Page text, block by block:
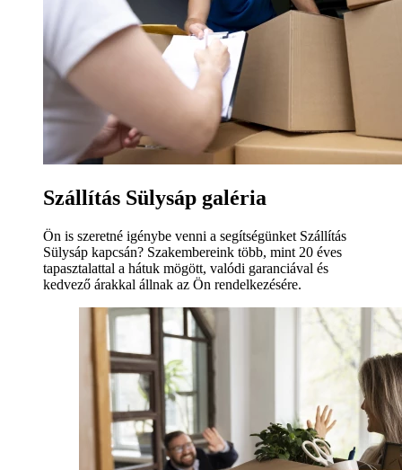
Szállítás Sülysáp galéria
Ön is szeretné igénybe venni a segítségünket Szállítás
Sülysáp kapcsán? Szakembereink több, mint 20 éves
tapasztalattal a hátuk mögött, valódi garanciával és
kedvező árakkal állnak az Ön rendelkezésére.